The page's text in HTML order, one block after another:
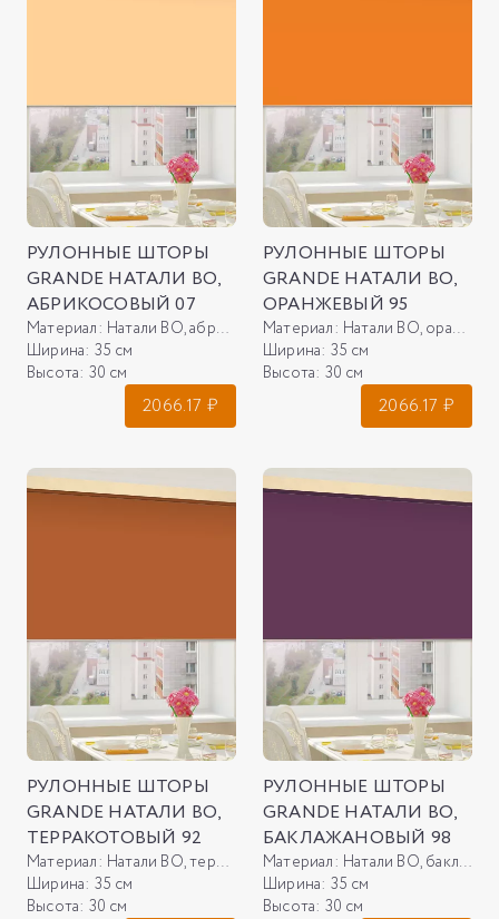
РУЛОННЫЕ ШТОРЫ
GRANDE НАТАЛИ ВО,
АБРИКОСОВЫЙ 07
Материал: Натали ВО, абрикосовый 07
Ширина: 35 см
Высота: 30 см
2066.17 ₽
РУЛОННЫЕ ШТОРЫ
GRANDE НАТАЛИ ВО,
ОРАНЖЕВЫЙ 95
Материал: Натали ВО, оранжевый 95
Ширина: 35 см
Высота: 30 см
2066.17 ₽
РУЛОННЫЕ ШТОРЫ
GRANDE НАТАЛИ ВО,
ТЕРРАКОТОВЫЙ 92
Материал: Натали ВО, терракотовый 92
Ширина: 35 см
Высота: 30 см
РУЛОННЫЕ ШТОРЫ
GRANDE НАТАЛИ ВО,
БАКЛАЖАНОВЫЙ 98
Материал: Натали ВО, баклажановый 98
Ширина: 35 см
Высота: 30 см